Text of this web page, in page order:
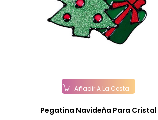
Añadir A La Cesta
Pegatina Navideña Para Cristal